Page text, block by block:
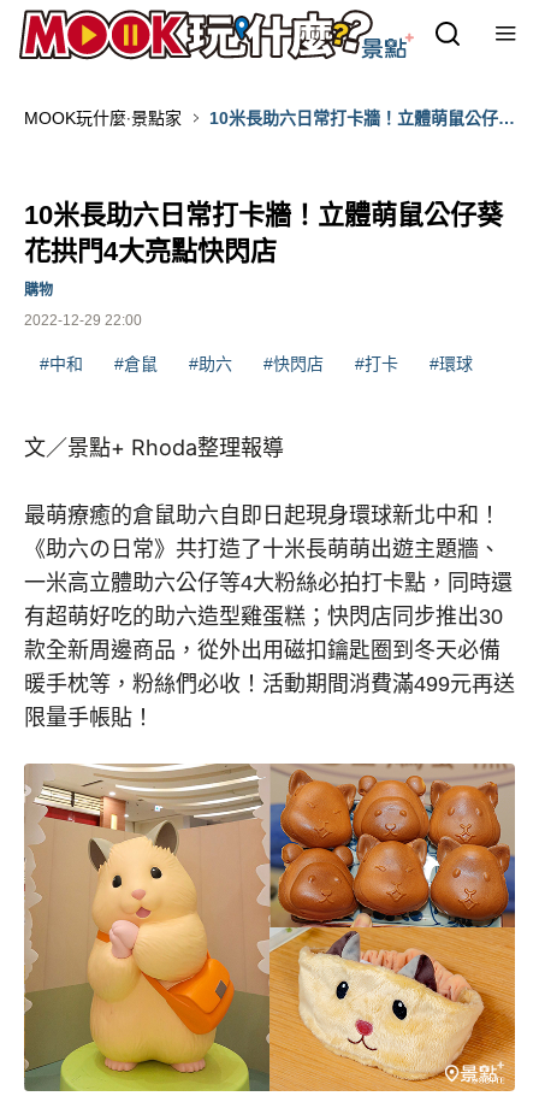
MOOK玩什麼‧景點家
10米長助六日常打卡牆！立體萌鼠公仔葵
10米長助六日常打卡牆！立體萌鼠公仔葵
花拱門4大亮點快閃店
2022-12-29 22:00
購物
#中和 #倉鼠 #助六 #快閃店 #打卡 #環球
文／景點+ Rhoda整理報導
最萌療癒的倉鼠助六自即日起現身環球新北中和！
《助六の日常》共打造了十米長萌萌出遊主題牆、
一米高立體助六公仔等4大粉絲必拍打卡點，同時還
有超萌好吃的助六造型雞蛋糕；快閃店同步推出30
款全新周邊商品，從外出用磁扣鑰匙圈到冬天必備
暖手枕等，粉絲們必收！活動期間消費滿499元再送
限量手帳貼！